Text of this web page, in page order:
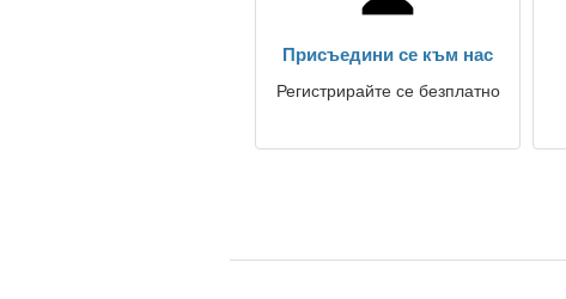
Присъедини се към нас
Регистрирайте се безплатно